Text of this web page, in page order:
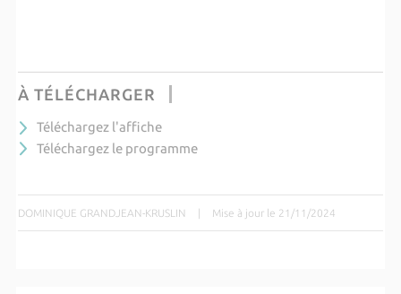
À TÉLÉCHARGER
Téléchargez l'affiche
Téléchargez le programme
DOMINIQUE GRANDJEAN-KRUSLIN Mise à jour le 21/11/2024